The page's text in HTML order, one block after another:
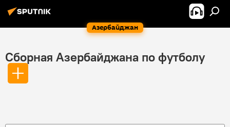
Азербайджан
Сборная Азербайджана по футболу